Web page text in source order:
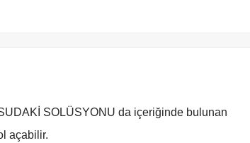
SOLÜSYONU da içeriğinde bulunan
açabilir.